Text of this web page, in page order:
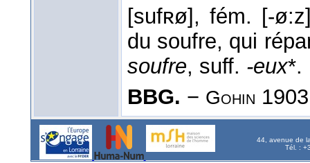
[sufʀø], fém. [-
du soufre, qui
soufre, suff. -eux*.
BBG. − Gohin
44, avenue de
Tél. :